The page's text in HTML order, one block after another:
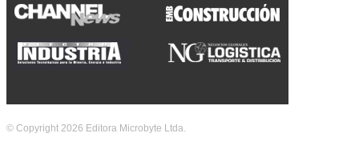
© Copyright 2026 Editora Microbyte Ltda.